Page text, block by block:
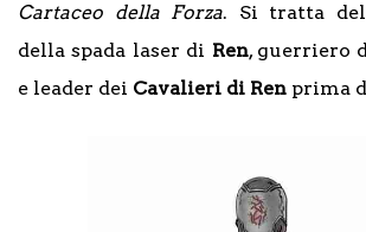
Cartaceo della Forza. Si tratta
della spada laser di Ren, guerriero
e leader dei Cavalieri di Ren prima